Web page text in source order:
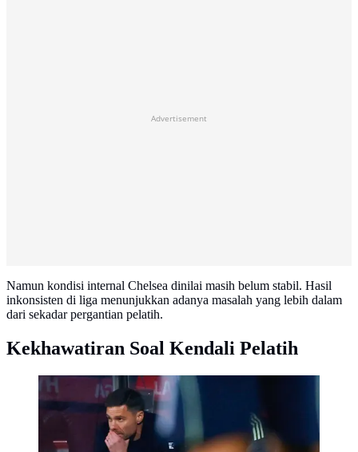
Advertisement
Namun kondisi internal Chelsea dinilai masih belum stabil. Hasil
inkonsisten di liga menunjukkan adanya masalah yang lebih dalam
dari sekadar pergantian pelatih.
Kekhawatiran Soal Kendali Pelatih
Pelatih Real Madrid, Xabi Alonso, tampak kecewa
setelah anak asuhnya bermain imbang 1-1 ketika
menghadapi tuan rumah Girona pada laga lanjutan La
Liga 2025/2026 di Montilivi, Senin (1/12/2025) dini
hari WIB. (AP Photo/Joan Monfort)